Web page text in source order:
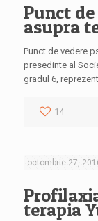
Punct
asupra
Punct de vedere
presedinte al
gradul 6,
14
octombrie 27,
terapia